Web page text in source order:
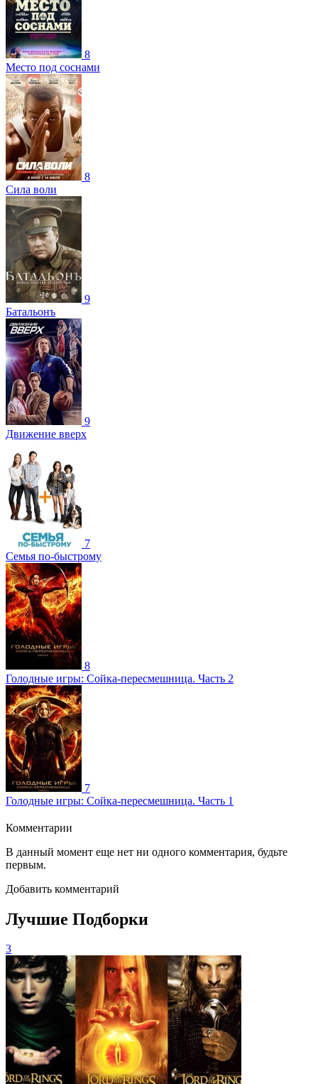
8
Место под соснами
8
Сила воли
9
Батальонъ
9
Движение вверх
7
Семья по-быстрому
8
Голодные игры: Сойка-пересмешница. Часть 2
7
Голодные игры: Сойка-пересмешница. Часть 1
Комментарии
В данный момент еще нет ни одного комментария, будьте
первым.
Добавить комментарий
Лучшие Подборки
3